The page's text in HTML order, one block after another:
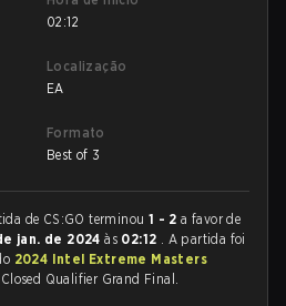
02:12
Localização
EA
Formato
Best of 3
de CS:GO terminou 1 - 2 a favor de
jan. de 2024às 02:12 . A partida foi
2024 Intel Extreme Masters
Qualifier Grand Final.